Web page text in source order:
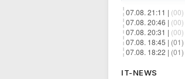
07.08. 21:11 | (00)
07.08. 20:46 | (00)
07.08. 20:31 | (00)
07.08. 18:45 | (01)
07.08. 18:22 | (01)
IT-NEWS